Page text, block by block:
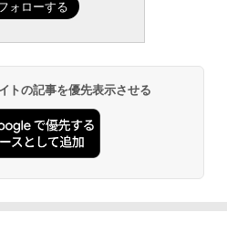
トの記事を優先表示させる